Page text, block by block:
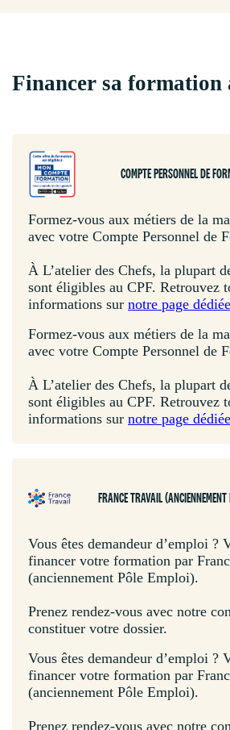
Financer sa formation
COMPTE PERSONNEL DE
Formez-vous aux métiers de la
avec votre Compte Personnel de
À L’atelier des Chefs, la plupart
sont éligibles au CPF. Retrouvez
informations sur notre page
Formez-vous aux métiers de la
avec votre Compte Personnel de
À L’atelier des Chefs, la plupart
sont éligibles au CPF. Retrouvez
informations sur notre page
FRANCE TRAVAIL (ANCIENNEMENT
Vous êtes demandeur d’emploi ?
financer votre formation par
(anciennement Pôle Emploi).
Prenez rendez-vous avec notre
constituer votre dossier.
Vous êtes demandeur d’emploi ?
financer votre formation par
(anciennement Pôle Emploi).
Prenez rendez-vous avec notre